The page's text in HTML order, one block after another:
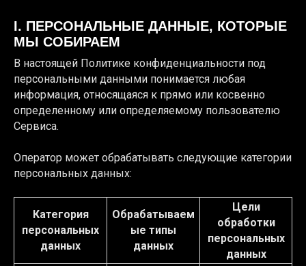
I. ПЕРСОНАЛЬНЫЕ ДАННЫЕ, КОТОРЫЕ
МЫ СОБИРАЕМ
В настоящей Политике конфиденциальности под
персональными данными понимается любая
информация, относящаяся к прямо или косвенно
определенному или определяемому пользователю
Сервиса.
Оператор может обрабатывать следующие категории
персональных данных:
Категория
персональных
данных
Обрабатываем
ые типы
данных
Цели
обработки
персональных
данных